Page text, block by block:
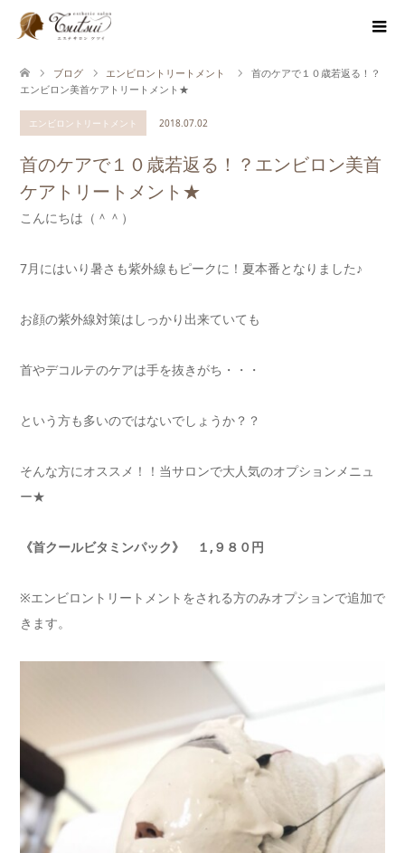
ブログ エンビロントリートメント
首のケアで１０歳若返る！？
エンビロン美首ケアトリートメント★
エンビロントリートメント 2018.07.02
首のケアで１０歳若返る！？エンビロン美首
ケアトリートメント★
こんにちは（＾＾）
7月にはいり暑さも紫外線もピークに！夏本番となりました♪
お顔の紫外線対策はしっかり出来ていても
首やデコルテのケアは手を抜きがち・・・
という方も多いのではないでしょうか？？
そんな方にオススメ！！当サロンで大人気のオプションメニュ
ー★
《首クールビタミンパック》 １,９８０円
※エンビロントリートメントをされる方のみオプションで追加で
きます。